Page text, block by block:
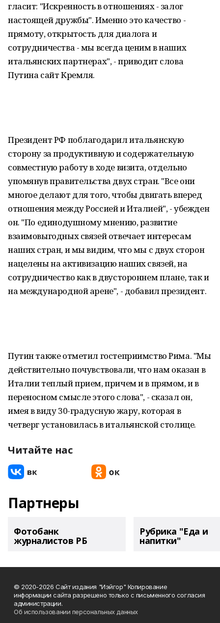
гласит: "Искренность в отношениях - залог
настоящей дружбы". Именно это качество -
прямоту, открытость для диалога и
сотрудничества - мы всегда ценим в наших
итальянских партнерах", - приводит слова
Путина сайт Кремля.
Президент РФ поблагодарил итальянскую
сторону за продуктивную и содержательную
совместную работу в ходе визита, отдельно
упомянув правительства двух стран. "Все они
многое делают для того, чтобы двигать вперед
отношения между Россией и Италией", - убежден
он. "По единодушному мнению, развитие
взаимовыгодных связей отвечает интересам
наших стран, и мы видим, что мы с двух сторон
нацелены на активизацию наших связей, на
сотрудничество как в двустороннем плане, так и
на международной арене", - добавил президент.
Путин также отметил гостеприимство Рима. "Мы
действительно почувствовали, что нам оказан в
Италии теплый прием, причем и в прямом, и в
переносном смысле этого слова", - сказал он,
имея в виду 30-градусную жару, которая в
четверг установилась в итальянской столице.
Читайте нас
Партнеры
Фотобанк
журналистов РБ
Рубрика "Еда и
напитки"
© 2020-2026 Сайт издания "Иэйгор" Копирование
информации сайта разрешено только с письменного согласия
администрации.
Об использовании персональных данных